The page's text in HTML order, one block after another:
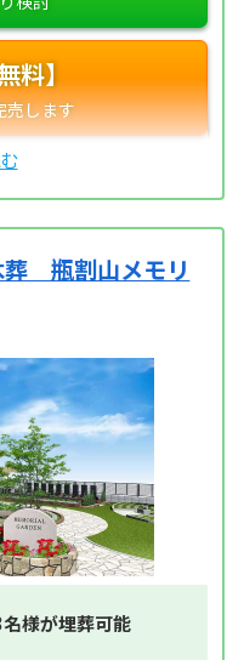
料】
葬 瓶割山メモリ
様が埋葬可能